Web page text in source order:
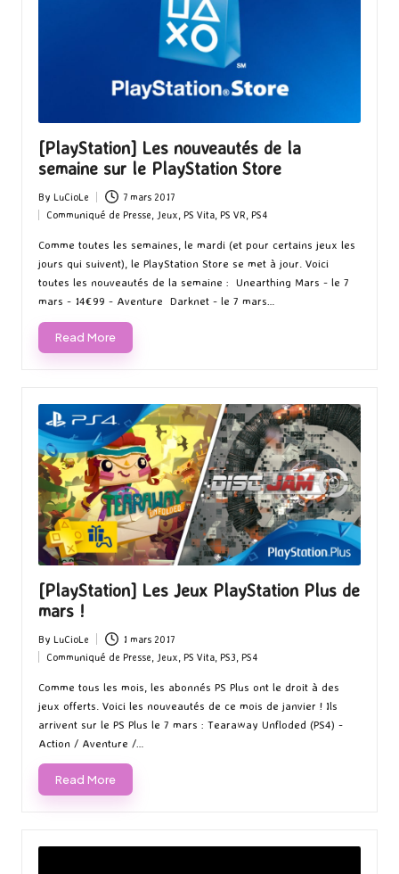
[PlayStation] Les nouveautés de la
semaine sur le PlayStation Store
Posted
by
By LuCioLe 7 mars 2017
Posted
Communiqué de Presse, Jeux,PS Vita,PS VR,PS4
Comme toutes les semaines, le mardi (et pour certains jeux les
jours qui suivent), le PlayStation Store se met à jour. Voici
toutes les nouveautés de la semaine : Unearthing Mars - le 7
mars - 14€99 - Aventure Darknet - le 7 mars…
Read More
[PlayStation] Les Jeux PlayStation Plus de
mars !
Posted
by
By LuCioLe 1 mars 2017
Posted
Communiqué de Presse Jeux PS Vita PS3 PS4
Comme tous les mois, les abonnés PS Plus ont le droit à des
jeux offerts. Voici les nouveautés de ce mois de janvier ! Ils
arrivent sur le PS Plus le 7 mars : Tearaway Unfloded (PS4) -
Action / Aventure /…
Read More